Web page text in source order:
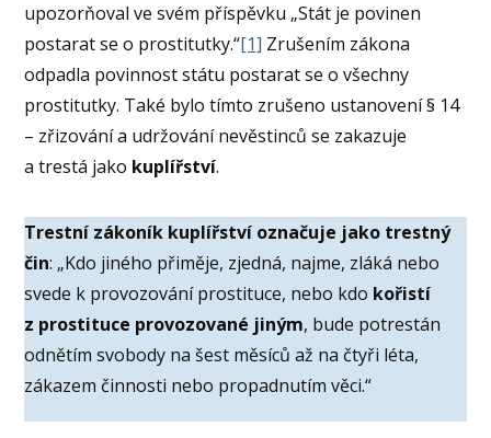
upozorňoval ve svém příspěvku „Stát je povinen
postarat se o prostitutky.“[1] Zrušením zákona
odpadla povinnost státu postarat se o všechny
prostitutky. Také bylo tímto zrušeno ustanovení § 14
– zřizování a udržování nevěstinců se zakazuje
a trestá jako kuplířství.
Trestní zákoník kuplířství označuje jako trestný
čin: „Kdo jiného přiměje, zjedná, najme, zláká nebo
svede k provozování prostituce, nebo kdo kořistí
z prostituce provozované jiným, bude potrestán
odnětím svobody na šest měsíců až na čtyři léta,
zákazem činnosti nebo propadnutím věci.“